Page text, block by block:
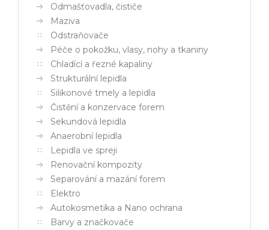
Odmašťovadla, čističe
Maziva
Odstraňovače
Péče o pokožku, vlasy, nohy a tkaniny
Chladící a řezné kapaliny
Strukturální lepidla
Silikonové tmely a lepidla
Čistění a konzervace forem
Sekundová lepidla
Anaerobní lepidla
Lepidla ve spreji
Renovační kompozity
Separování a mazání forem
Elektro
Autokosmetika a Nano ochrana
Barvy a značkovače